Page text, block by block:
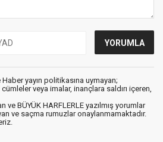
Haber yayın politikasına uymayan;
veya imalar, inançlara saldırı içeren,
ve BÜYÜK HARFLERLE yazılmış yorumlar
ve saçma rumuzlar onaylanmamaktadır.